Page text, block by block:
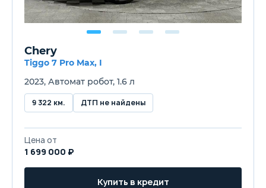
Chery
Tiggo 7 Pro Max, I
2023, Автомат робот, 1.6 л
9 322 км. ДТП не найдены
Цена от
1 699 000 ₽
Купить в кредит